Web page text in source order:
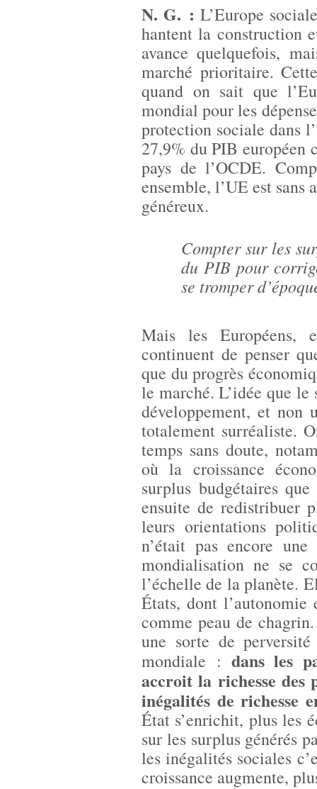
N. G. : L’Europe
hantent la construction
avance quelquefois,
marché prioritaire.
quand on sait que
mondial pour les
protection sociale dans
27,9% du PIB européen
pays de l’OCDE.
ensemble, l’UE est
généreux.
Compter sur les
du PIB pour
se tromper
Mais les Européens,
continuent de penser
que du progrès
le marché. L’idée que
développement, et non
totalement surréaliste.
temps sans doute,
où la croissance
surplus budgétaires
ensuite de redistribuer
leurs orientations
n’était pas encore
mondialisation ne se
l’échelle de la planète.
États, dont
comme peau de
une sorte de
mondiale : dans les
accroit la richesse des
inégalités de richesse
État s’enrichit, plus les
sur les surplus générés
les inégalités sociales
croissance augmente,